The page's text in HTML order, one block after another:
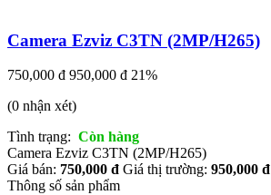
Camera Ezviz C3TN (2MP/H265)
750,000 đ 950,000 đ 21%
(0 nhận xét)
Tình trạng: Còn hàng
Camera Ezviz C3TN (2MP/H265)
Giá bán: 750,000 đ Giá thị trường: 950,000 đ
Thông số sản phẩm